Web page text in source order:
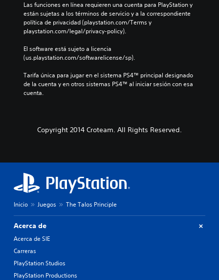
Las funciones en línea requieren una cuenta para PlayStation y
están sujetas a los términos de servicio y a la correspondiente
política de privacidad (playstation.com/Terms y
playstation.com/legal/privacy-policy).
El software está sujeto a licencia
(us.playstation.com/softwarelicense/sp).
Tarifa única para jugar en el sistema PS4™ principal designado
de la cuenta y en otros sistemas PS4™ al iniciar sesión con esa
cuenta.
Copyright 2014 Croteam. All Rights Reserved.
Inicio Juegos The Talos Principle
Acerca de
Acerca de SIE
Carreras
PlayStation Studios
PlayStation Productions